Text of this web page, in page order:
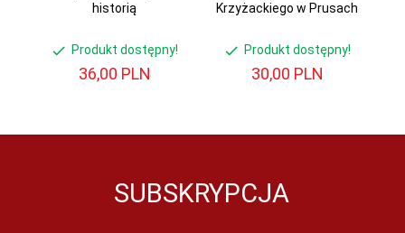
historią
Produkt dostępny!
36,00 PLN
Krzyżackiego w Prusach
Produkt dostępny!
30,00 PLN
SUBSKRYPCJA